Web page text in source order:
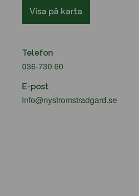
Visa på karta
Telefon
036-730 60
E-post
info@nystromstradgard.se